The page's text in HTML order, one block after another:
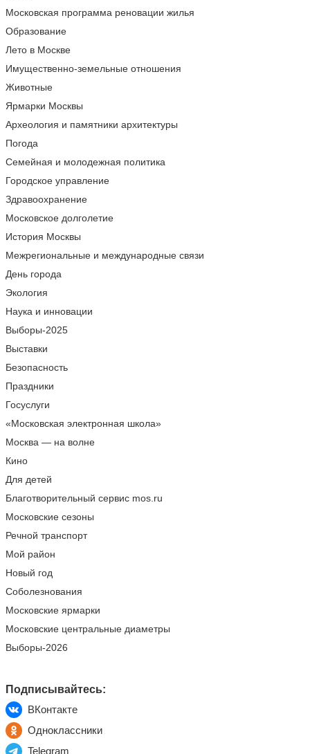
Московская программа реновации жилья
Образование
Лето в Москве
Имущественно-земельные отношения
Животные
Ярмарки Москвы
Археология и памятники архитектуры
Погода
Семейная и молодежная политика
Городское управление
Здравоохранение
Московское долголетие
История Москвы
Межрегиональные и международные связи
День города
Экология
Наука и инновации
Выборы-2025
Выставки
Безопасность
Праздники
Госуслуги
«Московская электронная школа»
Москва — на волне
Кино
Для детей
Благотворительный сервис mos.ru
Московские сезоны
Речной транспорт
Мой район
Новый год
Соболезнования
Московские ярмарки
Московские центральные диаметры
Выборы-2026
Подписывайтесь:
ВКонтакте
Одноклассники
Telegram